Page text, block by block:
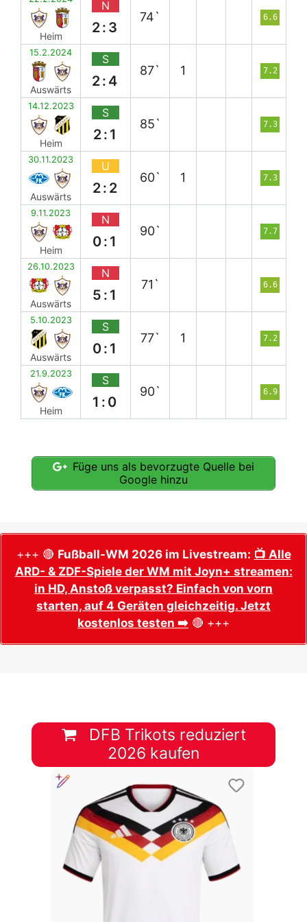
Heim
N
2:3
74` 6.6
15.2.2024
Auswärts
S
2:4
87` 1 7.2
14.12.2023
Heim
S
2:1
85` 7.3
30.11.2023
Auswärts
U
2:2
60` 1 7.3
9.11.2023
Heim
N
0:1
90` 7.7
26.10.2023
Auswärts
N
5:1
71` 6.6
5.10.2023
Auswärts
S
0:1
77` 1 7.2
21.9.2023
Heim
S
1:0
90` 6.9
Füge uns als bevorzugte Quelle bei
Google hinzu
+++ 🔴 Fußball-WM 2026 im Livestream: 📺 Alle
ARD- & ZDF-Spiele der WM mit Joyn+ streamen:
in HD, Anstoß verpasst? Einfach von vorn
starten, auf 4 Geräten gleichzeitig. Jetzt
kostenlos testen ➡️ 🔴 +++
DFB Trikots reduziert
2026 kaufen